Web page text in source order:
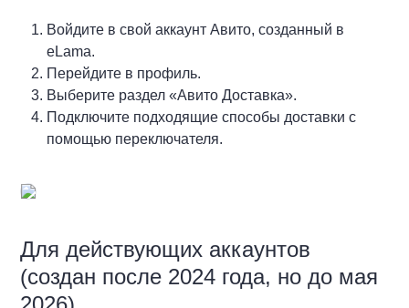
Войдите в свой аккаунт Авито, созданный в
eLama.
Перейдите в профиль.
Выберите раздел «Авито Доставка».
Подключите подходящие способы доставки с
помощью переключателя.
Для действующих аккаунтов
(создан после 2024 года, но до мая